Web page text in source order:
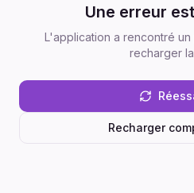
Une erreur
L'application a rencontré
recharger
Recharger